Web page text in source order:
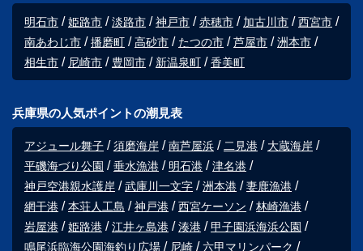
明石市 姫路市 淡路市 神戸市 赤穂市 加古川市
西宮市
南あわじ市
播磨町 高砂市 たつの市 芦屋市
洲本市
相生市
尼崎市 豊岡市 新温泉町 香美町
兵庫県の人気ポイントの潮見表
アジュール舞子 須磨海岸 南芦屋浜 二見港
大蔵海岸
平磯海づり公園
垂水漁港 明石港
津名港
神戸空港親水護岸
武庫川一文字 洲本港
妻鹿漁港
網干港
本荘人工島 神戸港 西宮ケーソン
林崎漁港
岩屋港
姫路港 江井ヶ島港 湊港
甲子園浜海浜公園
鳴尾浜臨海公園海釣り広場
尼崎
六甲マリンパーク